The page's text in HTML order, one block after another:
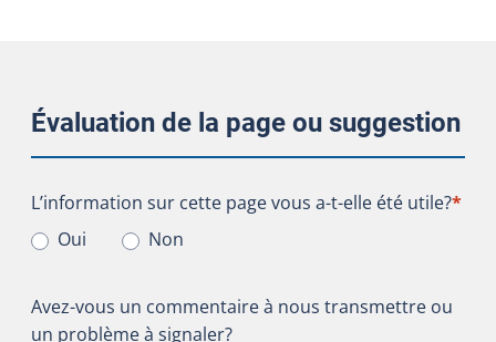
Évaluation de la page ou suggestion
L’information sur cette page vous a-t-elle été utile?
L’information sur cette page vous a-t-elle été utile?*
Oui
Non
Avez-vous un commentaire à nous transmettre ou
un problème à signaler?